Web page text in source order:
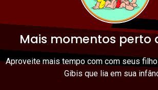
Mais momentos perto
Aproveite mais tempo com com seus
Gibis que lia em sua